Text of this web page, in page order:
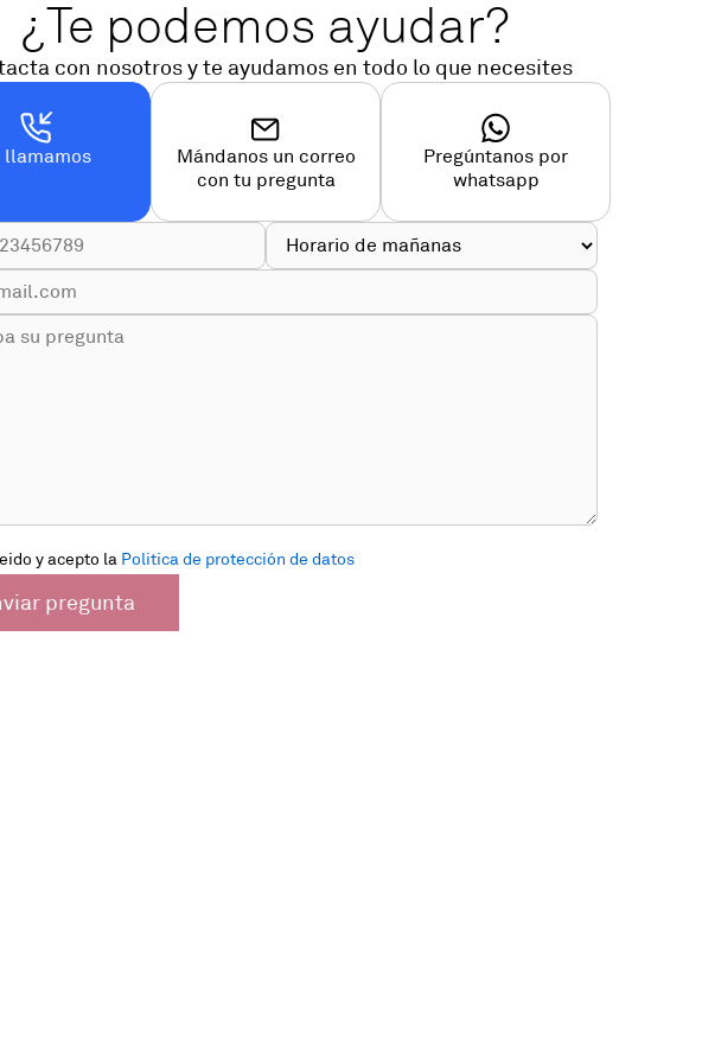
¿Te podemos ayudar?
con nosotros y te ayudamos en todo lo que necesites
llamamos
Mándanos un correo
con tu pregunta
Pregúntanos por
whatsapp
y acepto la Politica de protección de datos
pregunta